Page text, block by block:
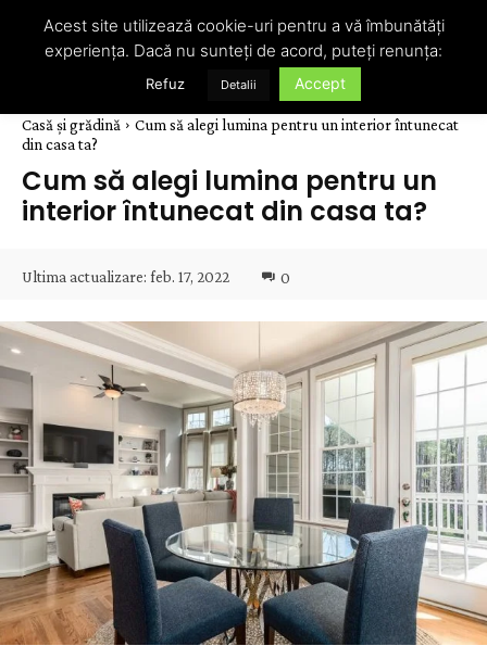
Casă și grădină
Cum să alegi lumina pentru un interior întunecat
din casa ta?
Cum să alegi lumina pentru un
interior întunecat din casa ta?
Ultima actualizare: feb. 17, 2022 0
Acest site utilizează cookie-uri pentru a vă îmbunătăți
experiența. Dacă nu sunteți de acord, puteți renunța:
Refuz Detalii Accept